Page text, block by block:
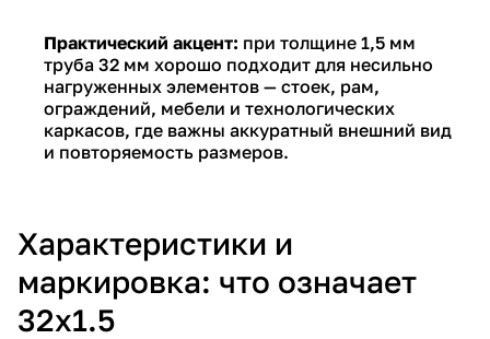
Практический акцент: при толщине 1,5 мм
труба 32 мм хорошо подходит для несильно
нагруженных элементов — стоек, рам,
ограждений, мебели и технологических
каркасов, где важны аккуратный внешний вид
и повторяемость размеров.
Характеристики и
маркировка: что означает
32х1.5